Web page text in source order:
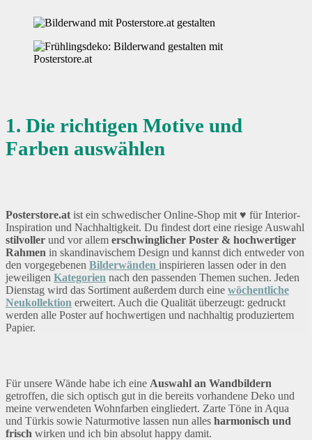
1. Die richtigen Motive und
Farben auswählen
Posterstore.at ist ein schwedischer Online-Shop mit ♥ für Interior-
Inspiration und Nachhaltigkeit. Du findest dort eine riesige Auswahl
stilvoller und vor allem erschwinglicher Poster & hochwertiger
Rahmen in skandinavischem Design und kannst dich entweder von
den vorgegebenen Bilderwänden inspirieren lassen oder in den
jeweiligen Kategorien nach den passenden Themen suchen. Jeden
Dienstag wird das Sortiment außerdem durch eine wöchentliche
Neukollektion erweitert. Auch die Qualität überzeugt: gedruckt
werden alle Poster auf hochwertigen und nachhaltig produziertem
Papier.
Für unsere Wände habe ich eine Auswahl an Wandbildern
getroffen, die sich optisch gut in die bereits vorhandene Deko und
meine verwendeten Wohnfarben eingliedert. Zarte Töne in Aqua
und Türkis sowie Naturmotive lassen nun alles harmonisch und
frisch wirken und ich bin absolut happy damit.